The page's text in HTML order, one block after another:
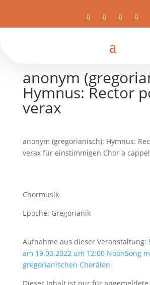
anonym
Hymnus: Rector
verax
anonym (gregorianisch): Hymnus:
verax für einstimmigen Chor a
Chormusik
Epoche: Gregorianik
Aufnahme aus dieser Veranstaltung:
am 19.03.2022 um 12:00 NoonSong
gregorianischen Chorälen